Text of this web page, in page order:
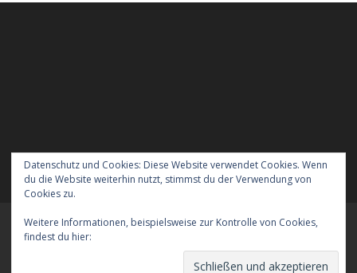
Datenschutz und Cookies: Diese Website verwendet Cookies. Wenn
du die Website weiterhin nutzt, stimmst du der Verwendung von
Cookies zu.
Weitere Informationen, beispielsweise zur Kontrolle von Cookies,
findest du hier:
Meraner Höhenweg wandern mit Hund
Verreisen mit Hund nach England
Das Impressum